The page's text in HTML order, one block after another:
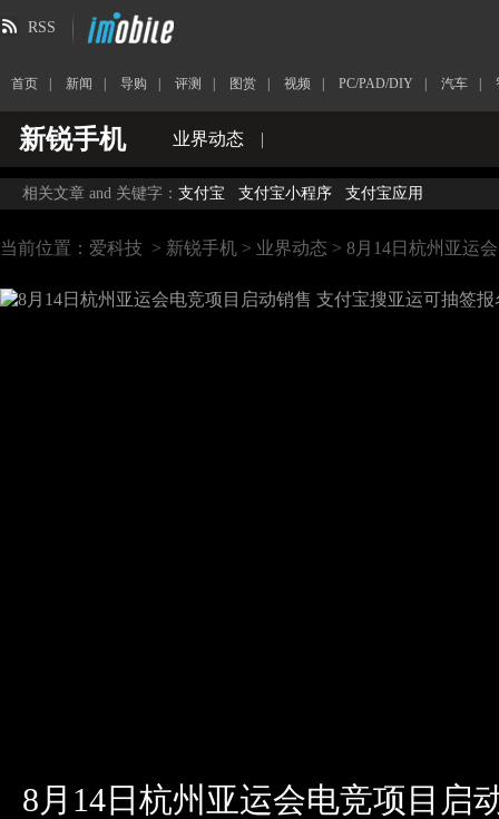
RSS
首页 新闻 导购 评测 图赏 视频 PC/PAD/DIY 汽车
新锐手机 业界动态 |
相关文章 and 关键字： 支付宝 支付宝小程序 支付宝应用
当前位置： 爱科技 > 新锐手机 > 业界动态 > 8月14日杭州亚运
8月14日杭州亚运会电竞项目启